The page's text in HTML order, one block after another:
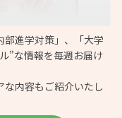
部進学対策」、「大学
”な情報を毎週お届け
内容もご紹介いたし